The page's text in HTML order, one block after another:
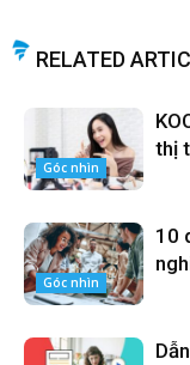
RELATED
Góc nhìn
thị
Góc nhìn
10